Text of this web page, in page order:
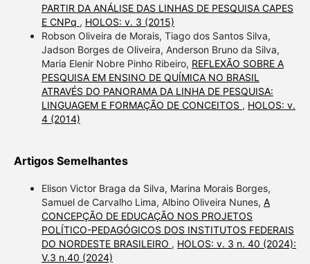
PARTIR DA ANÁLISE DAS LINHAS DE PESQUISA CAPES
E CNPq , HOLOS: v. 3 (2015)
Robson Oliveira de Morais, Tiago dos Santos Silva,
Jadson Borges de Oliveira, Anderson Bruno da Silva,
Maria Elenir Nobre Pinho Ribeiro, REFLEXÃO SOBRE A
PESQUISA EM ENSINO DE QUÍMICA NO BRASIL
ATRAVÉS DO PANORAMA DA LINHA DE PESQUISA:
LINGUAGEM E FORMAÇÃO DE CONCEITOS , HOLOS: v.
4 (2014)
Artigos Semelhantes
Elison Victor Braga da Silva, Marina Morais Borges,
Samuel de Carvalho Lima, Albino Oliveira Nunes, A
CONCEPÇÃO DE EDUCAÇÃO NOS PROJETOS
POLÍTICO-PEDAGÓGICOS DOS INSTITUTOS FEDERAIS
DO NORDESTE BRASILEIRO , HOLOS: v. 3 n. 40 (2024):
V.3 n.40 (2024)